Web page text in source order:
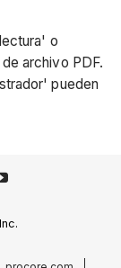
o
archivo PDF.
pueden